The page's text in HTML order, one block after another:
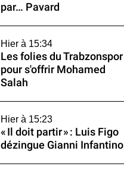
par… Pavard
Hier à 15:34
Les folies du Trabzonspor
pour s'offrir Mohamed
Salah
Hier à 15:23
« Il doit partir » : Luis Figo
dézingue Gianni Infantino